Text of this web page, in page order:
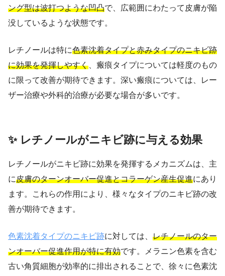
ング型は波打つような凹凸で、広範囲にわたって皮膚が陥
没しているような状態です。
レチノールは特に色素沈着タイプと赤みタイプのニキビ跡
に効果を発揮しやすく 、瘢痕タイプについては軽度のもの
に限って改善が期待できます。深い瘢痕については、レー
ザー治療や外科的治療が必要な場合が多いです。
✨ レチノールがニキビ跡に与える効果
レチノールがニキビ跡に効果を発揮するメカニズムは、主
に皮膚のターンオーバー促進とコラーゲン産生促進にあり
ます。これらの作用により、様々なタイプのニキビ跡の改
善が期待できます。
色素沈着タイプのニキビ跡に対しては、 レチノールのター
ンオーバー促進作用が特に有効です。メラニン色素を含む
古い角質細胞が効率的に排出されることで、徐々に色素沈